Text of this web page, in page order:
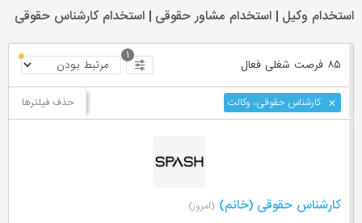
استخدام وکیل | استخدام مشاور حقوقی | استخدام کارشناس حقوقی
۸۵ فرصت ‌شغلی فعال
۱
کارشناس حقوقی،‌ وکالت حذف فیلترها
کارشناس حقوقی (خانم) (امروز)